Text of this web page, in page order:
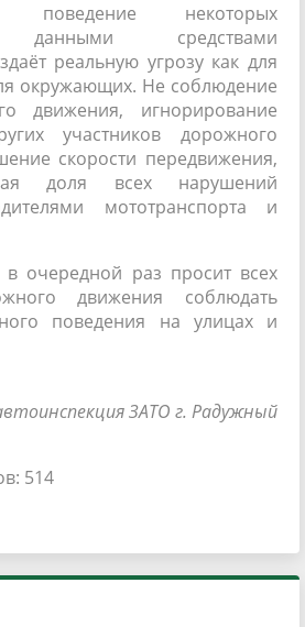
поведение некоторых
данными средствами
реальную угрозу как для
окружающих. Не соблюдение
движения, игнорирование
участников дорожного
скорости передвижения,
доля всех нарушений
мототранспорта и
в очередной раз просит всех
движения соблюдать
поведения на улицах и
ЗАТО г. Радужный
514